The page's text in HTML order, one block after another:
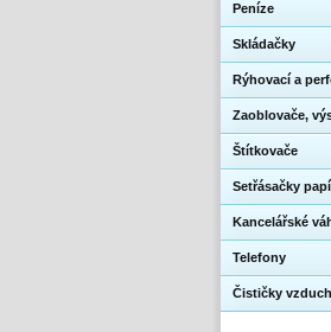
Peníze
Skládačky
Rýhovací a
Zaoblovače,
Štítkovače
Setřásačky
Kancelářské
Telefony
Čističky